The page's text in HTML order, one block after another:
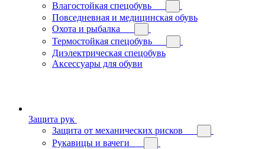
Влагостойкая спецобувь
Повседневная и медицинская обувь
Охота и рыбалка
Термостойкая спецобувь
Диэлектрическая спецобувь
Аксессуары для обуви
Защита рук
Защита от механических рисков
Рукавицы и вачеги